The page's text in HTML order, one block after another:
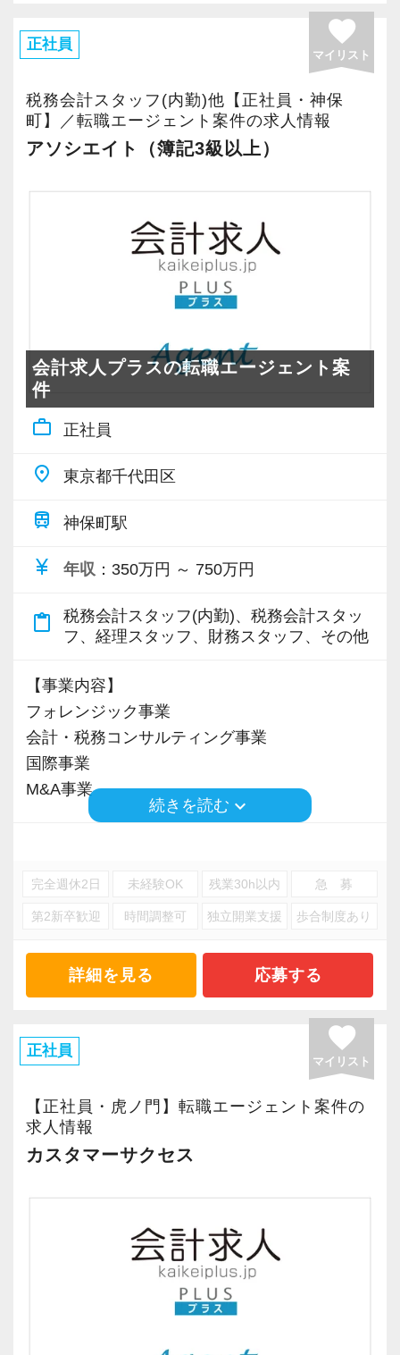
正社員 favorite
マイリスト
税務会計スタッフ(内勤)他【正社員・神保
町】／転職エージェント案件の求人情報
アソシエイト（簿記3級以上）
会計求人プラスの転職エージェント案
件
work_outline 正社員
place 東京都千代田区
train 神保町駅
currency_yen 年収 ：350万円 ～ 750万円
content_paste
税務会計スタッフ(内勤)、税務会計スタッ
フ、経理スタッフ、財務スタッフ、その他
【事業内容】
フォレンジック事業
会計・税務コンサルティング事業
国際事業
M&A事業
続きを読む keyboard_arrow_down
完全週休2日 未経験OK 残業30h以内 急 募
第2新卒歓迎 時間調整可 独立開業支援 歩合制度あり
詳細を見る 応募する
正社員 favorite
マイリスト
【正社員・虎ノ門】転職エージェント案件の
求人情報
カスタマーサクセス